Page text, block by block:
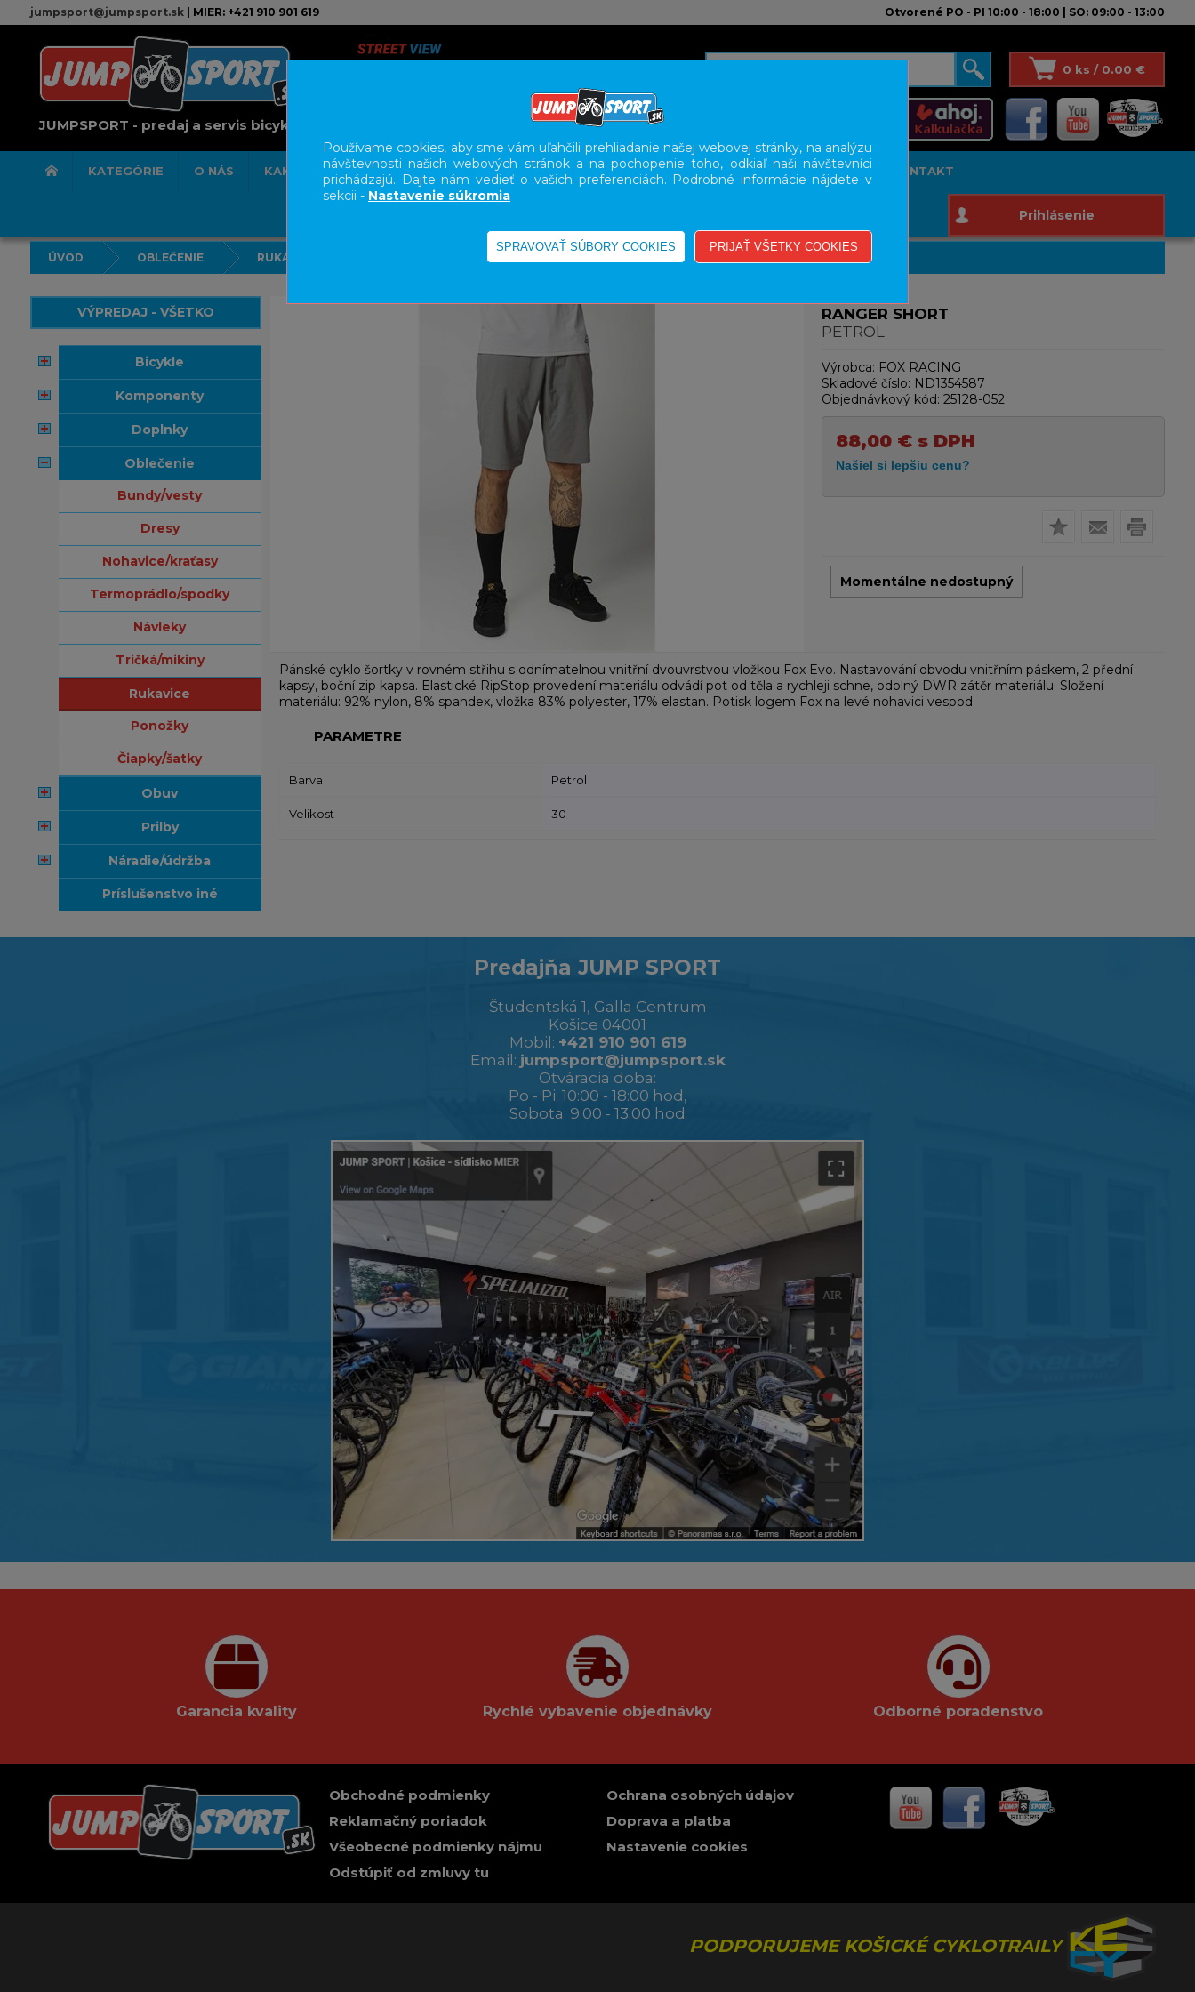
jumpsport@jumpsport.sk| MIER: +421 910 901 619 Otvorené PO - PI 10:00 - 18:00 | SO: 09:00 - 13:00
JUMPSPORT - predaj a servis bicyklov
0 ks / 0.00 €
KATEGÓRIE O NÁS KAMENNÁ PREDAJNA SERVIS SLUŽBY KARIÉRA BODY GEOMETRY FIT STUDIO KONTAKT
Prihlásenie
ÚVOD OBLEČENIE RUKAVICE
VÝPREDAJ - VŠETKO
bicykle
komponenty
doplnky
oblečenie
bundy/vesty
dresy
nohavice/kraťasy
termoprádlo/spodky
návleky
tričká/mikiny
rukavice
ponožky
čiapky/šatky
obuv
prilby
náradie/údržba
príslušenstvo iné
RANGER SHORT
PETROL
Výrobca: FOX RACING
Skladové číslo: ND1354587
Objednávkový kód: 25128-052
88,00 €s DPH
Momentálne nedostupný
Pánské cyklo šortky v rovném střihu s odnímatelnou vnitřní dvouvrstvou vložkou Fox Evo. Nastavování obvodu vnitřním páskem, 2 přední
kapsy, boční zip kapsa. Elastické RipStop provedení materiálu odvádí pot od těla a rychleji schne, odolný DWR zátěr materiálu. Složení
materiálu: 92% nylon, 8% spandex, vložka 83% polyester, 17% elastan. Potisk logem Fox na levé nohavici vespod.
PARAMETRE
Barva Petrol
Velikost 30
Predajňa JUMP SPORT
Študentská 1, Galla Centrum
Košice 04001
Mobil: +421 910 901 619
Email: jumpsport@jumpsport.sk
Otváracia doba:
Po - Pi: 10:00 - 18:00 hod,
Sobota: 9:00 - 13:00 hod
Garancia kvality Rychlé vybavenie objednávky Odborné poradenstvo
Obchodné podmienky
Reklamačný poriadok
Všeobecné podmienky nájmu
Odstúpiť od zmluvy tu
Ochrana osobných údajov
Doprava a platba
Nastavenie cookies
PODPORUJEME KOŠICKÉ CYKLOTRAILY
Používame cookies, aby sme vám uľahčili prehliadanie našej webovej stránky, na analýzu
návštevnosti našich webových stránok a na pochopenie toho, odkiaľ naši návštevníci
prichádzajú. Dajte nám vedieť o vašich preferenciách. Podrobné informácie nájdete v
sekcii - Nastavenie súkromia